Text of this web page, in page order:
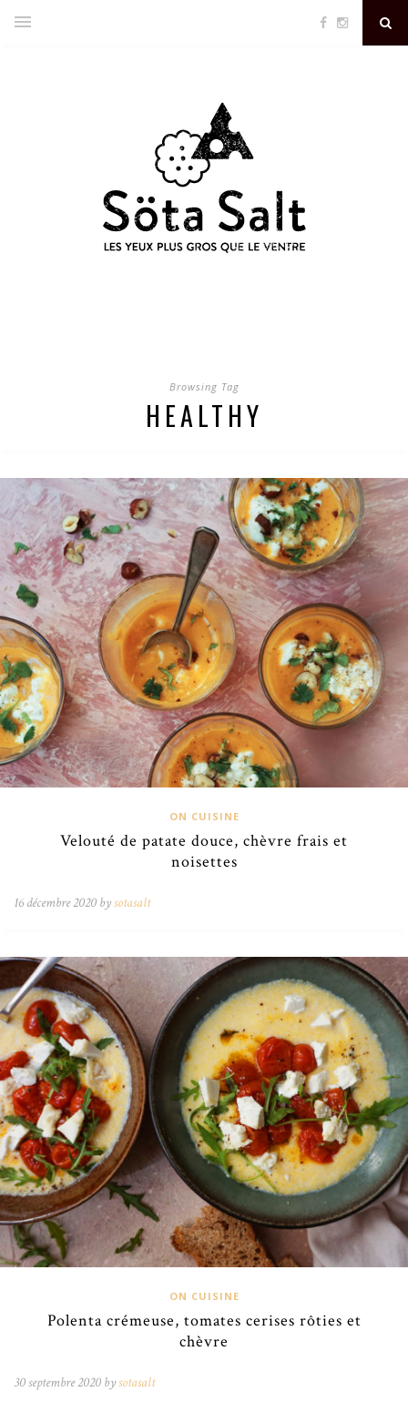
Browsing Tag
HEALTHY
ON CUISINE
Velouté de patate douce, chèvre frais et
noisettes
16 décembre 2020 bysotasalt
ON CUISINE
Polenta crémeuse, tomates cerises rôties et
chèvre
30 septembre 2020 bysotasalt